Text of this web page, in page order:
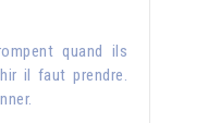
quand ils
il faut prendre.